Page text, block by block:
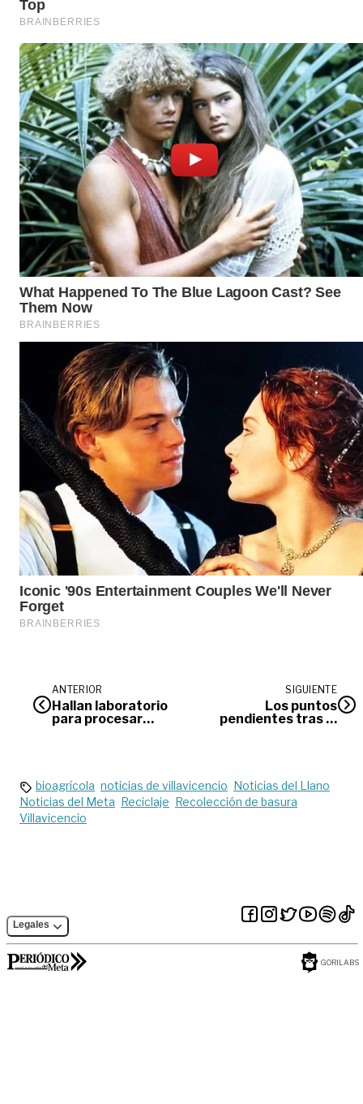
ANTERIOR
Hallan laboratorio
para procesar
SIGUIENTE
Los puntos
pendientes tras el
bioagrícola noticias de villavicencio Noticias del Llano
Noticias del Meta Reciclaje Recolección de basura
Villavicencio
Legales
GORILABS